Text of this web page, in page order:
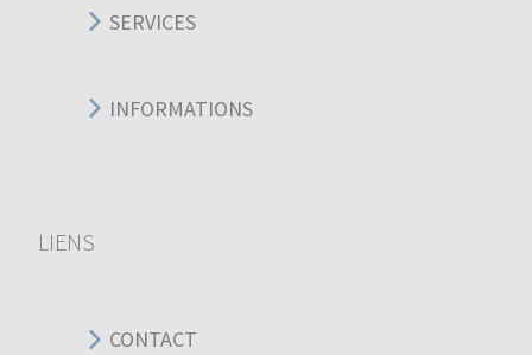
SERVICES
INFORMATIONS
LIENS
CONTACT